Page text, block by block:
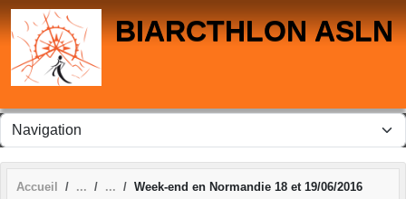
BIARCTHLON ASLN
Accueil Week-end en Normandie 18 et 19/06/2016
Panneau de gestion des cookies